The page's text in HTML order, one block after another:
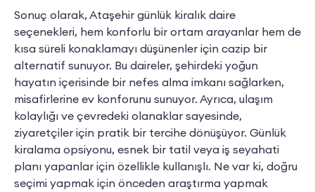
Sonuç olarak, Ataşehir günlük kiralık daire
seçenekleri, hem konforlu bir ortam arayanlar hem de
kısa süreli konaklamayı düşünenler için cazip bir
alternatif sunuyor. Bu daireler, şehirdeki yoğun
hayatın içerisinde bir nefes alma imkanı sağlarken,
misafirlerine ev konforunu sunuyor. Ayrıca, ulaşım
kolaylığı ve çevredeki olanaklar sayesinde,
ziyaretçiler için pratik bir tercihe dönüşüyor. Günlük
kiralama opsiyonu, esnek bir tatil veya iş seyahati
planı yapanlar için özellikle kullanışlı. Ne var ki, doğru
seçimi yapmak için önceden araştırma yapmak